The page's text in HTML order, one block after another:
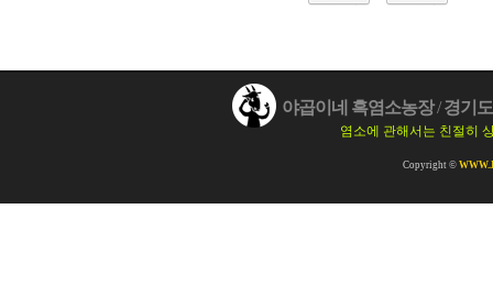
야곱이네 흑염소농장/경기
염소에 관해서는 친절히
Copyright ©